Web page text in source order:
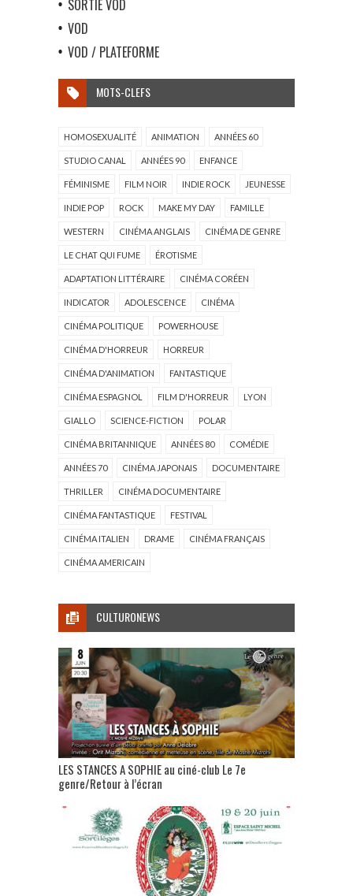
SORTIE VOD
VOD
VOD / PLATEFORME
MOTS-CLEFS
HOMOSEXUALITÉ ANIMATION ANNÉES 60
STUDIO CANAL ANNÉES 90 ENFANCE
FÉMINISME FILM NOIR INDIE ROCK JEUNESSE
INDIE POP ROCK MAKE MY DAY FAMILLE
WESTERN CINÉMA ANGLAIS CINÉMA DE GENRE
LE CHAT QUI FUME ÉROTISME
ADAPTATION LITTÉRAIRE CINÉMA CORÉEN
INDICATOR ADOLESCENCE CINÉMA
CINÉMA POLITIQUE POWERHOUSE
CINÉMA D'HORREUR HORREUR
CINÉMA D'ANIMATION FANTASTIQUE
CINÉMA ESPAGNOL FILM D'HORREUR LYON
GIALLO SCIENCE-FICTION POLAR
CINÉMA BRITANNIQUE ANNÉES 80 COMÉDIE
ANNÉES 70 CINÉMA JAPONAIS DOCUMENTAIRE
THRILLER CINÉMA DOCUMENTAIRE
CINÉMA FANTASTIQUE FESTIVAL
CINÉMA ITALIEN DRAME CINÉMA FRANÇAIS
CINÉMA AMERICAIN
CULTURONEWS
LES STANCES A SOPHIE au ciné-club Le 7e
genre/Retour à l’écran